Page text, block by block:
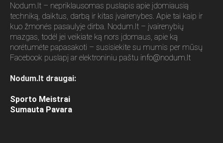
Nodum.lt – nepriklausomas puslapis apie įdomiausią
techniką, daiktus, darbą ir kitas įvairenybes. Apie tai kaip ir
kuo žmonės pasaulyje dirba. Nodum.lt – įvairenybių
mazgas, todėl jei veikiate ką nors įdomaus, apie ką
norėtumėte papasakoti – susisiekite su mumis per mūsų
Facebook puslapį ar elektroniniu paštu info@nodum.lt
Nodum.lt draugai:
Sporto Meistrai
Sumauta Pavara